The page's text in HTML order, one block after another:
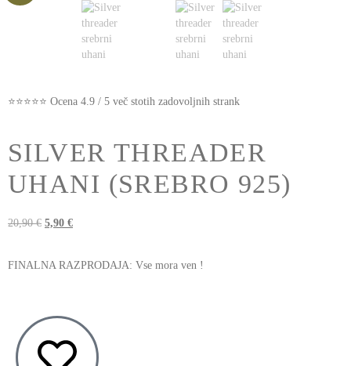
⭐⭐⭐⭐⭐ Ocena 4.9 / 5 več stotih zadovoljnih strank
SILVER THREADER
UHANI (SREBRO 925)
20,90€ 5,90 €
FINALNA RAZPRODAJA: Vse mora ven !